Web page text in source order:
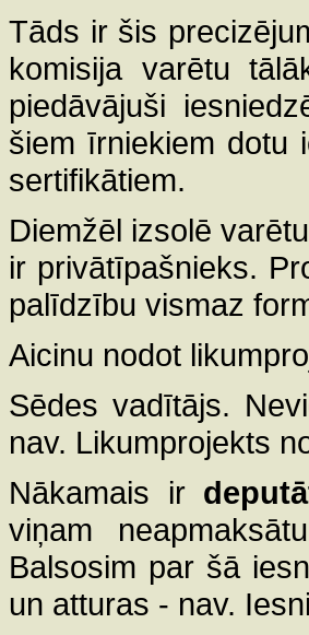
Tāds ir šis
komisija varētu
piedāvājuši
šiem īrniekiem dotu
sertifikātiem.
Diemžēl izsolē
ir privātīpašnieks.
palīdzību vismaz
Aicinu nodot
Sēdes vadītājs.
nav. Likumprojekts
Nākamais ir
viņam
Balsosim par šā
un atturas - nav.